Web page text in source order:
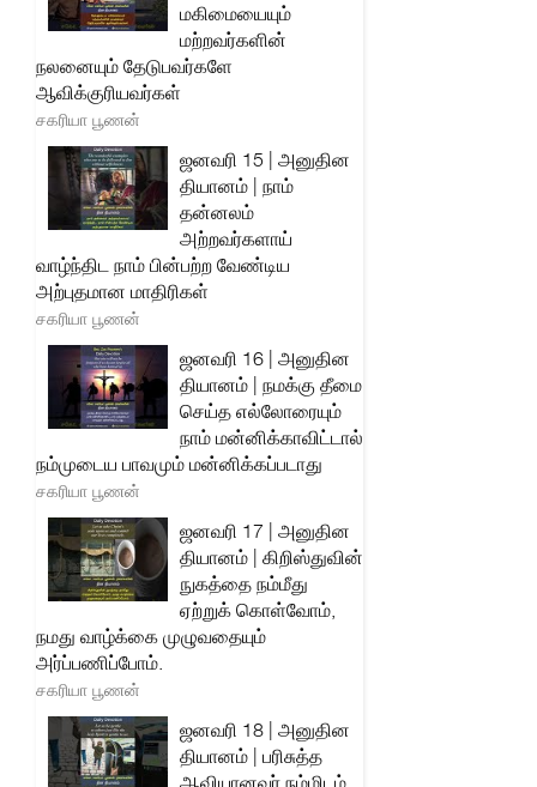
மகிமையையும்
மற்றவர்களின்
நலனையும் தேடுபவர்களே
ஆவிக்குரியவர்கள்
சகரியா பூணன்
ஜனவரி 15 | அனுதின
தியானம் | நாம்
தன்னலம்
அற்றவர்களாய்
வாழ்ந்திட நாம் பின்பற்ற வேண்டிய
அற்புதமான மாதிரிகள்
சகரியா பூணன்
ஜனவரி 16 | அனுதின
தியானம் | நமக்கு தீமை
செய்த எல்லோரையும்
நாம் மன்னிக்காவிட்டால்
நம்முடைய பாவமும் மன்னிக்கப்படாது
சகரியா பூணன்
ஜனவரி 17 | அனுதின
தியானம் | கிறிஸ்துவின்
நுகத்தை நம்மீது
ஏற்றுக் கொள்வோம்,
நமது வாழ்க்கை முழுவதையும்
அர்ப்பணிப்போம்.
சகரியா பூணன்
ஜனவரி 18 | அனுதின
தியானம் | பரிசுத்த
ஆவியானவர் நம்மிடம்